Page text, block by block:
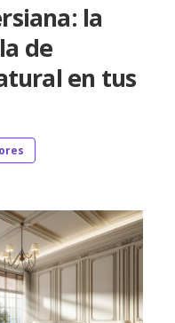
la
de
en tus